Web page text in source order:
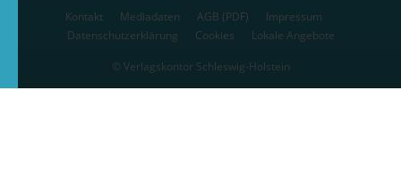
Kontakt
Mediadaten AGB (PDF)
Impressum
Datenschutzerklärung
Cookies Lokale Angebote
© Verlagskontor Schleswig-Holstein